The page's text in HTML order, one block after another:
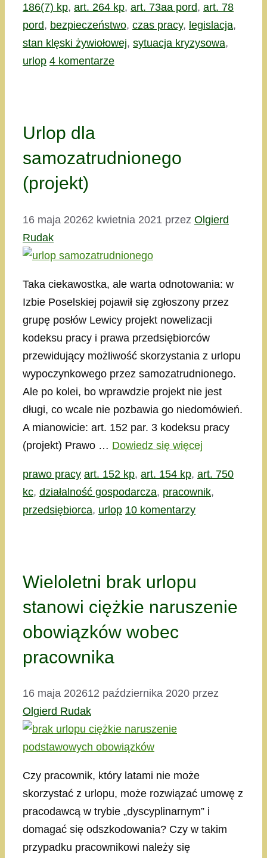
186(7) kp, art. 264 kp, art. 73aa pord, art. 78
pord, bezpieczeństwo, czas pracy, legislacja,
stan klęski żywiołowej, sytuacja kryzysowa,
urlop 4 komentarze
Urlop dla
samozatrudnionego
(projekt)
16 maja 20262 kwietnia 2021 przez Olgierd
Rudak
Taka ciekawostka, ale warta odnotowania: w
Izbie Poselskiej pojawił się zgłoszony przez
grupę posłów Lewicy projekt nowelizacji
kodeksu pracy i prawa przedsiębiorców
przewidujący możliwość skorzystania z urlopu
wypoczynkowego przez samozatrudnionego.
Ale po kolei, bo wprawdzie projekt nie jest
długi, co wcale nie pozbawia go niedomówień.
A mianowicie: art. 152 par. 3 kodeksu pracy
(projekt) Prawo … Dowiedz się więcej
Kategorie
prawo pracy Tagi
art. 152 kp, art. 154 kp, art. 750
kc, działalność gospodarcza, pracownik,
przedsiębiorca, urlop 10 komentarzy
Wieloletni brak urlopu
stanowi ciężkie naruszenie
obowiązków wobec
pracownika
16 maja 202612 października 2020 przez
Olgierd Rudak
Czy pracownik, który latami nie może
skorzystać z urlopu, może rozwiązać umowę z
pracodawcą w trybie „dyscyplinarnym” i
domagać się odszkodowania? Czy w takim
przypadku pracownikowi należy się